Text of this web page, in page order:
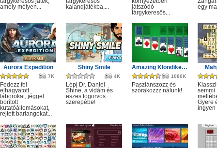
amely mélyen...
kalandjátékba,...
játszódó
tárgykeresős...
egy
Aurora Expedition
7K
Fedezz fel
elhagyatott
táborokat, jéggel
borított
kutatóállomásokat,
rejtett barlangokat...
Shiny Smile
4K
Lépj Dr. Daniel
Shine, a vidám és
eszes fogorvos
szerepébe!
Amazing Klondike Solitaire
1080K
Pasziánszozz és
szórakozzz nálunk!
semmi
Gyere
ingyen